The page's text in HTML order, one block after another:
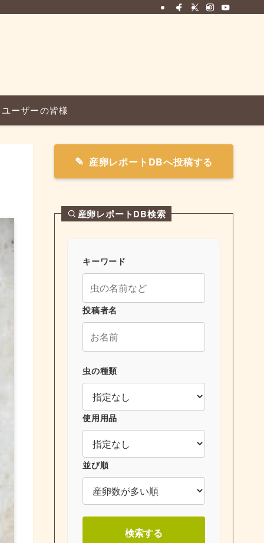
ユーザーの皆様
産卵レポートDBへ投稿する
産卵レポートDB検索
キーワード
投稿者名
虫の種類
使用用品
並び順
検索する